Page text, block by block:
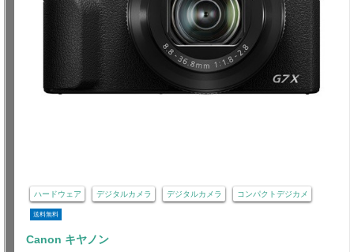
ハードウェア デジタルカメラ デジタルカメラ コンパクトデジカメ
送料無料
Canon キヤノン